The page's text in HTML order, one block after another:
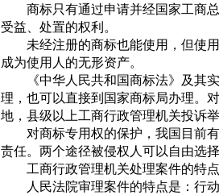
商标只有通过申请并经国家工商
受益、处置的权利。
未经注册的商标也能使用，但使
成为使用人的无形资产。
《中华人民共和国商标法》及其
理，也可以直接到国家商标局办理。
地，县级以上工商行政管理机关投诉
对商标专用权的保护，我国目前
责任。两个途径被侵权人可以自由选择
工商行政管理机关处理案件的特
人民法院审理案件的特点是：行